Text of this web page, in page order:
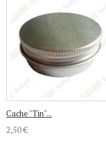
Cache "Tin"...
2,50 €